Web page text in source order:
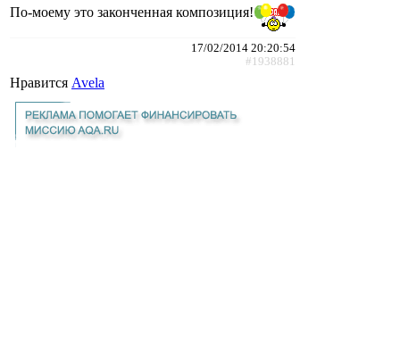
По-моему это законченная композиция!
17/02/2014 20:20:54
#1938881
Нравится Avela